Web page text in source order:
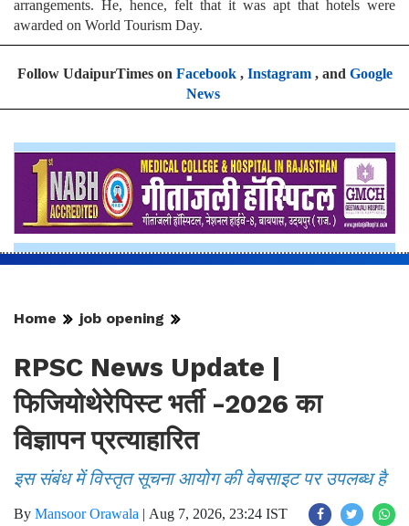
arrangements. He, hence, felt that it was apt that hotels were
awarded on World Tourism Day.
Follow UdaipurTimes on Facebook, Instagram, and Google
News
Home job opening
RPSC News Update |
फिजियोथेरेपिस्ट भर्ती -2026 का
विज्ञापन प्रत्याहारित
इस संबंध में विस्तृत सूचना आयोग की वेबसाइट पर उपलब्ध है
By Mansoor Orawala | Aug 7, 2026, 23:24 IST